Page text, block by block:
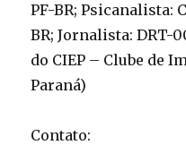
PF-BR; Psicanalista:
BR; Jornalista: DRT-
do CIEP – Clube de
Paraná)
Contato: